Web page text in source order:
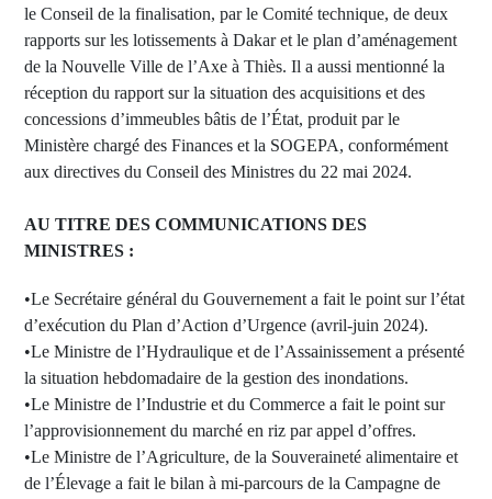
le Conseil de la finalisation, par le Comité technique, de deux
rapports sur les lotissements à Dakar et le plan d’aménagement
de la Nouvelle Ville de l’Axe à Thiès. Il a aussi mentionné la
réception du rapport sur la situation des acquisitions et des
concessions d’immeubles bâtis de l’État, produit par le
Ministère chargé des Finances et la SOGEPA, conformément
aux directives du Conseil des Ministres du 22 mai 2024.
AU TITRE DES COMMUNICATIONS DES
MINISTRES :
•Le Secrétaire général du Gouvernement a fait le point sur l’état
d’exécution du Plan d’Action d’Urgence (avril-juin 2024).
•Le Ministre de l’Hydraulique et de l’Assainissement a présenté
la situation hebdomadaire de la gestion des inondations.
•Le Ministre de l’Industrie et du Commerce a fait le point sur
l’approvisionnement du marché en riz par appel d’offres.
•Le Ministre de l’Agriculture, de la Souveraineté alimentaire et
de l’Élevage a fait le bilan à mi-parcours de la Campagne de